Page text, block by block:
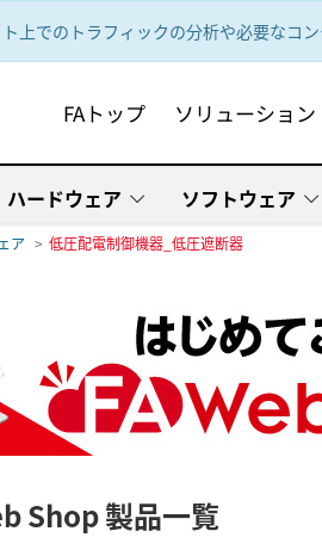
上でのトラフィックの分析や必要なコ
FAトップ ソリューション
ハードウェア ソフトウェア
ア 低圧配電制御機器_低圧遮断器
Shop 製品一覧